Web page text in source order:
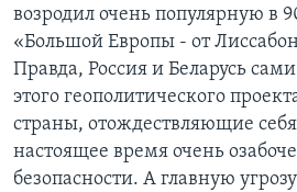
возродил очень популярную в
«Большой Европы - от
Правда, Россия и Беларусь
этого геополитического
страны, отождествляющие
настоящее время очень
безопасности. А главную